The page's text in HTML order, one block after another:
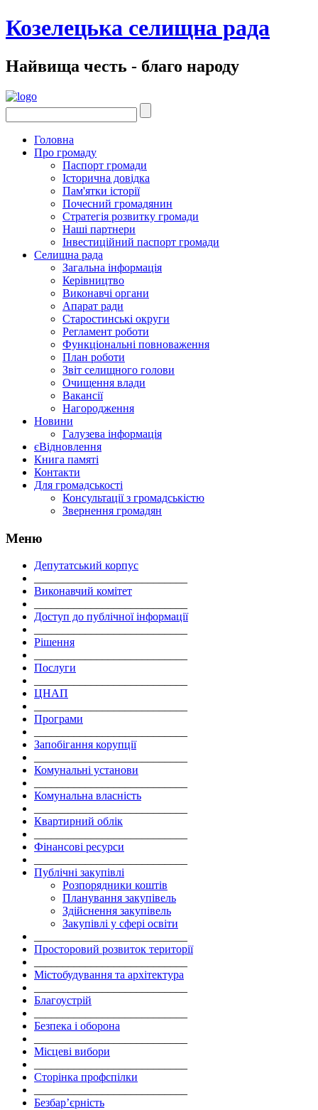
Козелецька селищна рада
Найвища честь - благо народу
Головна
Про громаду
Паспорт громади
Історична довідка
Пам'ятки історії
Почесний громадянин
Стратегія розвитку громади
Наші партнери
Інвестиційний паспорт громади
Селищна рада
Загальна інформація
Керівництво
Виконавчі органи
Апарат ради
Старостинські округи
Регламент роботи
Функціональні повноваження
План роботи
Звіт селищного голови
Очищення влади
Вакансії
Нагородження
Новини
Галузева інформація
єВідновлення
Книга памяті
Контакти
Для громадськості
Консультації з громадськістю
Звернення громадян
Меню
Депутатський корпус
Виконавчий комітет
Доступ до публічної інформації
Рішення
Послуги
ЦНАП
Програми
Запобігання корупції
Комунальні установи
Комунальна власність
Квартирний облік
Фінансові ресурси
Публічні закупівлі
Розпорядники коштів
Планування закупівель
Здійснення закупівель
Закупівлі у сфері освіти
Просторовий розвиток території
Містобудування та архітектура
Благоустрій
Безпека і оборона
Місцеві вибори
Сторінка профспілки
Безбар’єрність